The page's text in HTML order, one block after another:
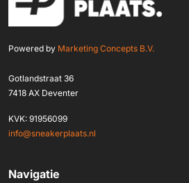
Powered by Marketing Concepts B.V.
Gotlandstraat 36
7418 AX Deventer
KVK: 91956099
info@sneakerplaats.nl
Navigatie